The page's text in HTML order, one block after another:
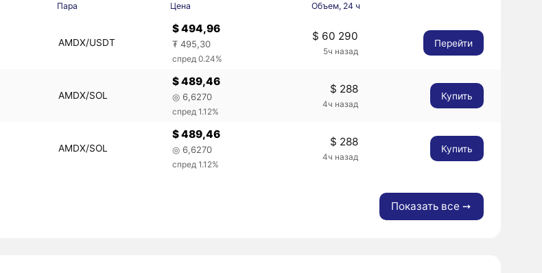
Пара Цена Объем, 24 ч
AMDX/USDT
$ 494,96
₮ 495,30
спред 0.24%
$ 60 290
5ч назад
Перейти
AMDX/SOL
$ 489,46
◎ 6,6270
спред 1.12%
$ 288
4ч назад
Купить
AMDX/SOL
$ 489,46
◎ 6,6270
спред 1.12%
$ 288
4ч назад
Купить
Показать все ➙